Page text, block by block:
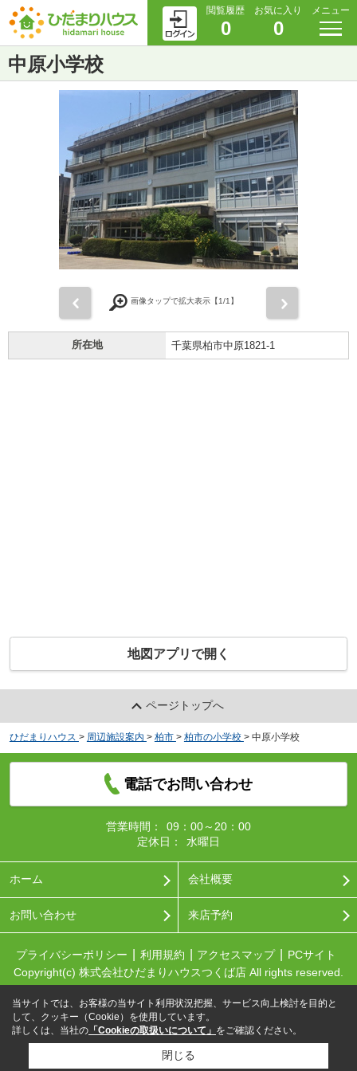
閲覧履歴
0
お気に入り
0
メニュー
中原小学校
画像タップで拡大表示【1/1】
所在地 千葉県柏市中原1821-1
地図アプリで開く
ページトップへ
ひだまりハウス > 周辺施設案内 > 柏市 > 柏市の小学校 > 中原小学校
電話でお問い合わせ
営業時間：
09：00～20：00
定休日：
水曜日
ホーム 会社概要
お問い合わせ 来店予約
プライバシーポリシー 利用規約 アクセスマップ
PCサイト
Copyright(c) 株式会社ひだまりハウスつくば店 All rights reserved.
当サイトでは、お客様の当サイト利用状況把握、サービス向上検討を目的と
して、クッキー（Cookie）を使用しています。
詳しくは、当社の 「Cookieの取扱いについて」 をご確認ください。
閉じる